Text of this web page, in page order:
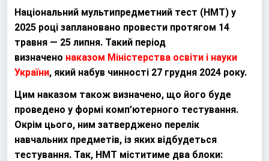
Національний мультипредметний тест (НМТ) у
2025 році заплановано провести протягом 14
травня — 25 липня. Такий період
визначено наказом Міністерства освіти і науки
України, який набув чинності 27 грудня 2024 року.
Цим наказом також визначено, що його буде
проведено у формі комп’ютерного тестування.
Окрім цього, ним затверджено перелік
навчальних предметів, із яких відбудеться
тестування. Так, НМТ міститиме два блоки: